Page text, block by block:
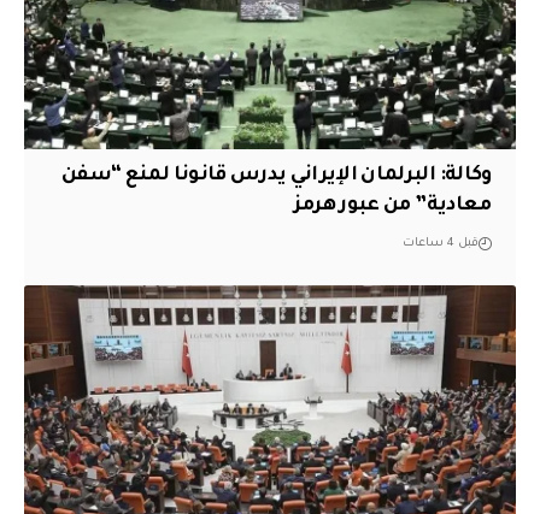
وكالة: البرلمان الإيراني يدرس قانونا لمنع “سفن
معادية” من عبور هرمز
قبل 4 ساعات